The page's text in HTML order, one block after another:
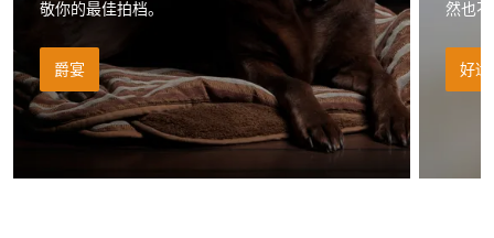
敬你的最佳拍档。
爵宴
然也
好